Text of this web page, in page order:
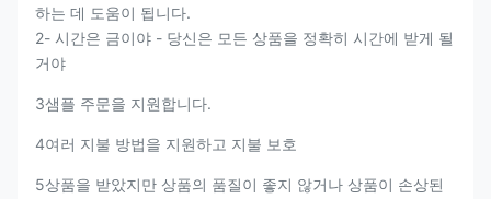
하는 데 도움이 됩니다.
2- 시간은 금이야 - 당신은 모든 상품을 정확히 시간에 받게 될
거야
3샘플 주문을 지원합니다.
4여러 지불 방법을 지원하고 지불 보호
5상품을 받았지만 상품의 품질이 좋지 않거나 상품이 손상된